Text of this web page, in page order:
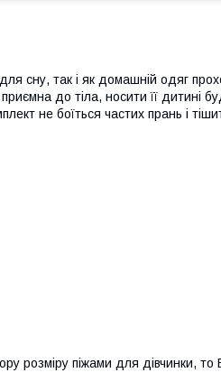
сну, так і як домашній одяг
приємна до тіла, носити її
не боїться частих прань і
розміру піжами для дівчинки,